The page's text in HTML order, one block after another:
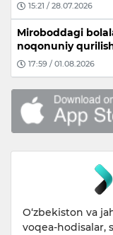
15:21 / 28.07.2026
Miroboddagi
noqonuniy
17:59 / 01.08.2026
O‘zbekiston va
voqea-hodisalar,